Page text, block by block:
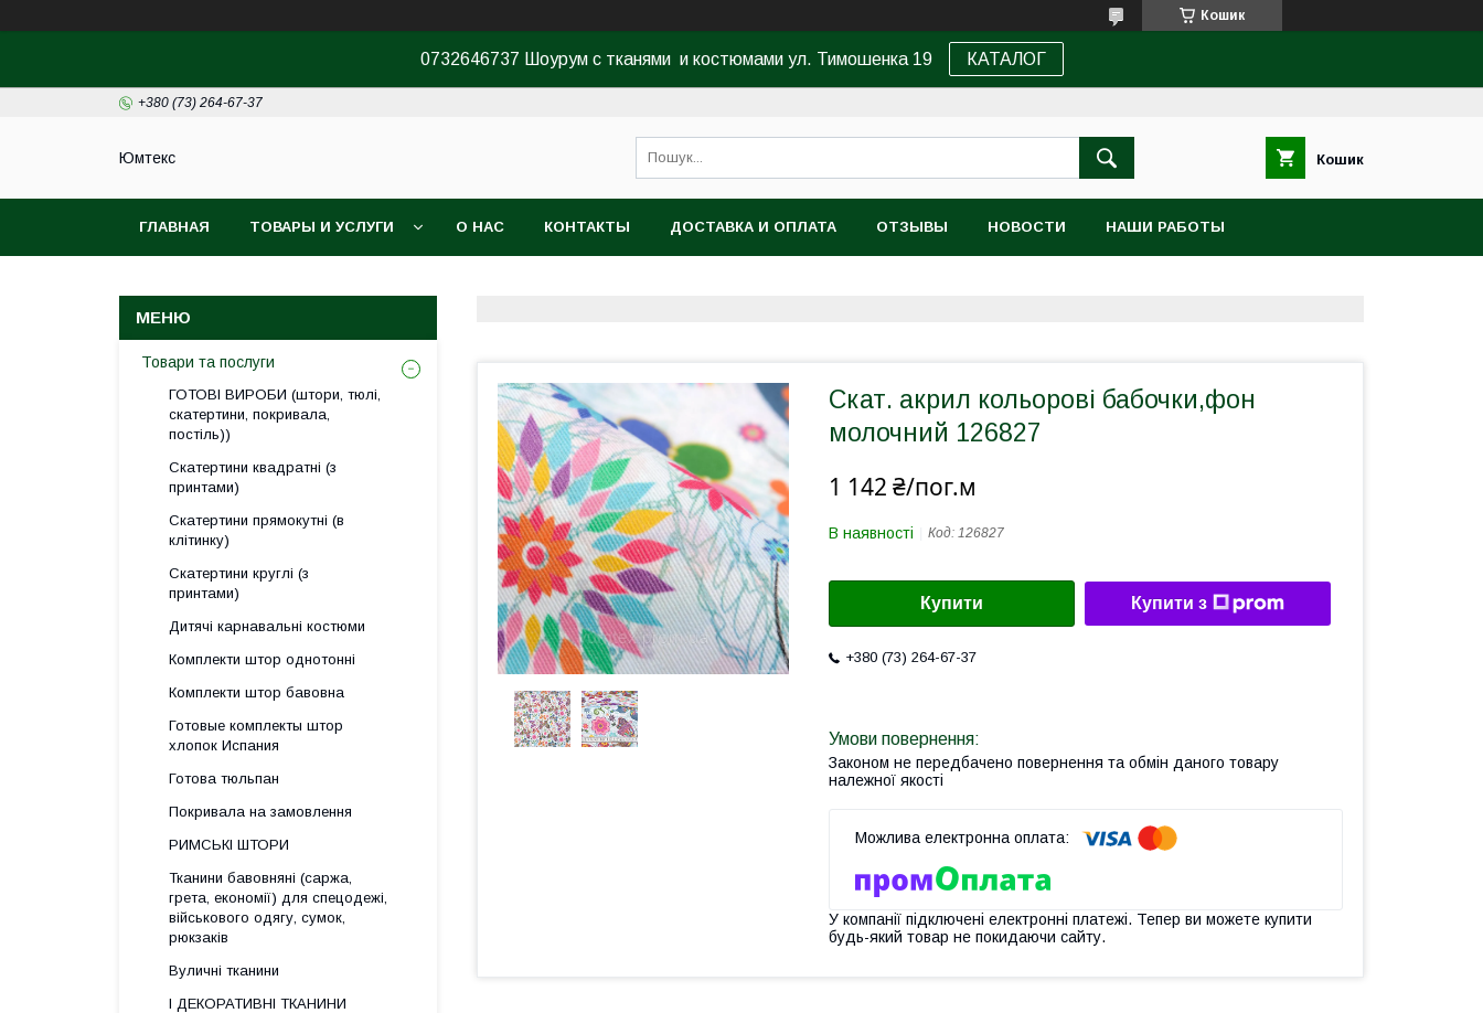
Кошик
0732646737 Шоурум с тканями и костюмами ул. Тимошенка 19 КАТАЛОГ
+380 (73) 264-67-37
Юмтекс Кошик
ГЛАВНАЯ ТОВАРЫ И УСЛУГИ О НАС КОНТАКТЫ ДОСТАВКА И ОПЛАТА ОТЗЫВЫ НОВОСТИ НАШИ РАБОТЫ
Скат. акрил кольорові бабочки,фон
молочний 126827
1 142 ₴/пог.м
В наявності Код: 126827
Купити Купити з
+380 (73) 264-67-37
Законом не передбачено повернення та обмін даного товару
належної якості
У компанії підключені електронні платежі. Тепер ви можете купити
будь-який товар не покидаючи сайту.
Товари та послуги
ГОТОВІ ВИРОБИ (штори, тюлі,
скатертини, покривала,
постіль))
Скатертини квадратні (з
принтами)
Скатертини прямокутні (в
клітинку)
Скатертини круглі (з
принтами)
Дитячі карнавальні костюми
Комплекти штор однотонні
Комплекти штор бавовна
Готовые комплекты штор
хлопок Испания
Готова тюльпан
Покривала на замовлення
РИМСЬКІ ШТОРИ
Тканини бавовняні (саржа,
грета, економії) для спецодежі,
військового одягу, сумок,
рюкзаків
Вуличні тканини
І ДЕКОРАТИВНІ ТКАНИНИ